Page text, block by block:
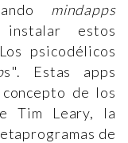
mindapps
instalar estos
psicodélicos
s". Estas apps
de los
Tim Leary, la
de